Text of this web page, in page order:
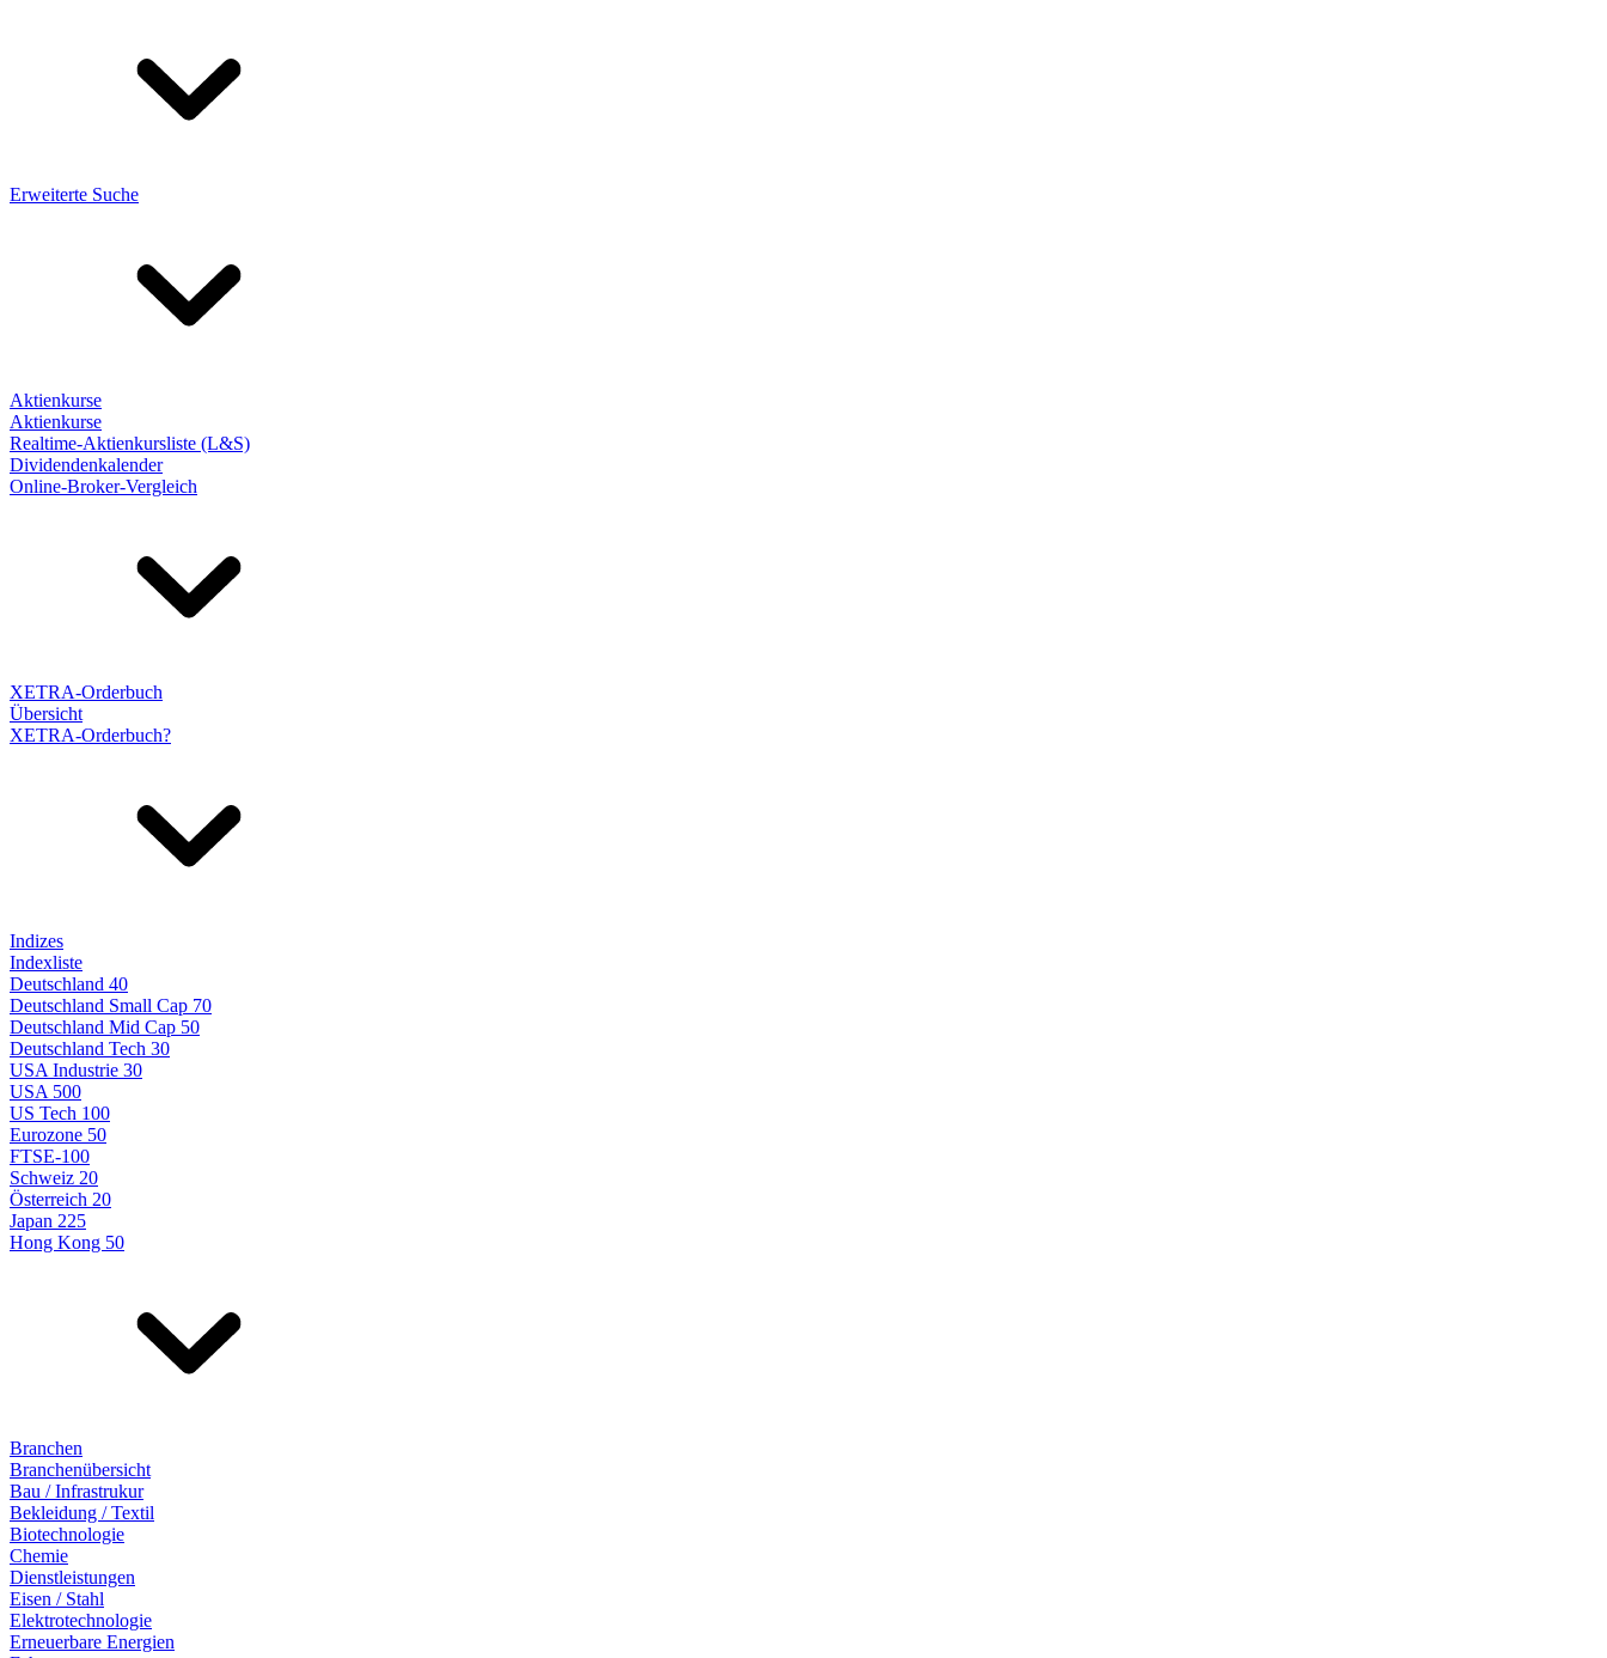
Erweiterte Suche
Aktienkurse
Aktienkurse
Realtime-Aktienkursliste (L&S)
Dividendenkalender
Online-Broker-Vergleich
XETRA-Orderbuch
Übersicht
XETRA-Orderbuch?
Indizes
Indexliste
Deutschland 40
Deutschland Small Cap 70
Deutschland Mid Cap 50
Deutschland Tech 30
USA Industrie 30
USA 500
US Tech 100
Eurozone 50
FTSE-100
Schweiz 20
Österreich 20
Japan 225
Hong Kong 50
Branchen
Branchenübersicht
Bau / Infrastrukur
Bekleidung / Textil
Biotechnologie
Chemie
Dienstleistungen
Eisen / Stahl
Elektrotechnologie
Erneuerbare Energien